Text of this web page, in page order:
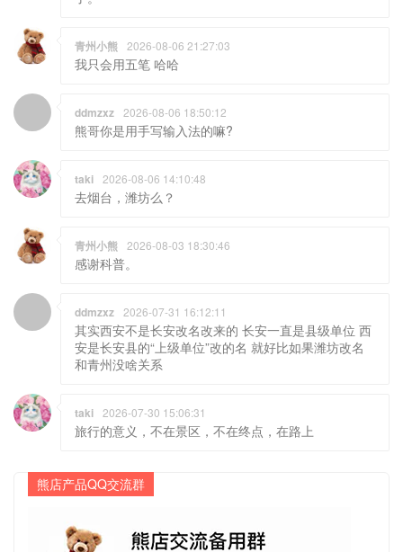
青州小熊 2026-08-06 21:27:03
我只会用五笔 哈哈
ddmzxz 2026-08-06 18:50:12
熊哥你是用手写输入法的嘛?
taki 2026-08-06 14:10:48
去烟台，潍坊么？
青州小熊 2026-08-03 18:30:46
感谢科普。
ddmzxz 2026-07-31 16:12:11
其实西安不是长安改名改来的 长安一直是县级单位 西
安是长安县的“上级单位”改的名 就好比如果潍坊改名
和青州没啥关系
taki 2026-07-30 15:06:31
旅行的意义，不在景区，不在终点，在路上
熊店产品QQ交流群